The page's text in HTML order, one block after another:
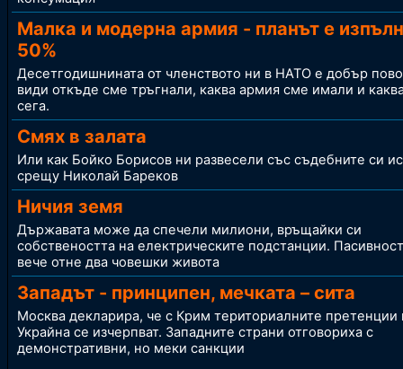
Малка и модерна армия - планът е
50%
Десетгодишнината от членството ни в НАТО е добър
види откъде сме тръгнали, каква армия сме имали и
сега.
Смях в залата
Или как Бойко Борисов ни развесели със съдебните си
срещу Николай Бареков
Ничия земя
Държавата може да спечели милиони, връщайки си
собствеността на електрическите подстанции.
вече отне два човешки живота
Западът - принципен, мечката – сита
Москва декларира, че с Крим териториалните претенции
Украйна се изчерпват. Западните страни отговориха с
демонстративни, но меки санкции